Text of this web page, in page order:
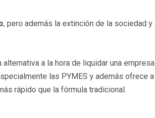
, pero además la extinción de la sociedad y
a la hora de liquidar una empresa
las PYMES y además ofrece a
rápido que la fórmula tradicional.